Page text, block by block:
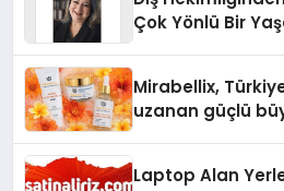
Çok Yönlü Bir
Mirabellix,
uzanan güçlü
Laptop Alan